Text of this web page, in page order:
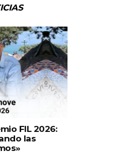
FIL 2026:
las